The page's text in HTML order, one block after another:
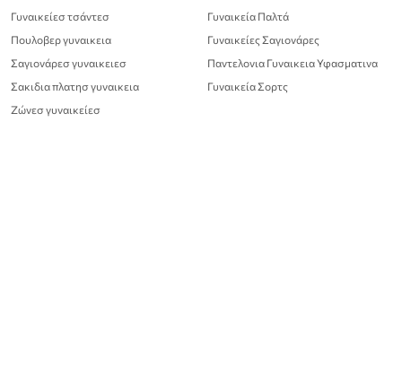
Γυναικείεσ τσάντεσ
Πουλοβερ γυναικεια
Σαγιονάρεσ γυναικειεσ
Σακιδια πλατησ γυναικεια
Ζώνεσ γυναικείεσ
Γυναικεία Παλτά
Γυναικείες Σαγιονάρες
Παντελονια Γυναικεια Υφασματινα
Γυναικεία Σορτς